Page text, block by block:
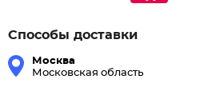
Способы доставки
Москва
Московская область